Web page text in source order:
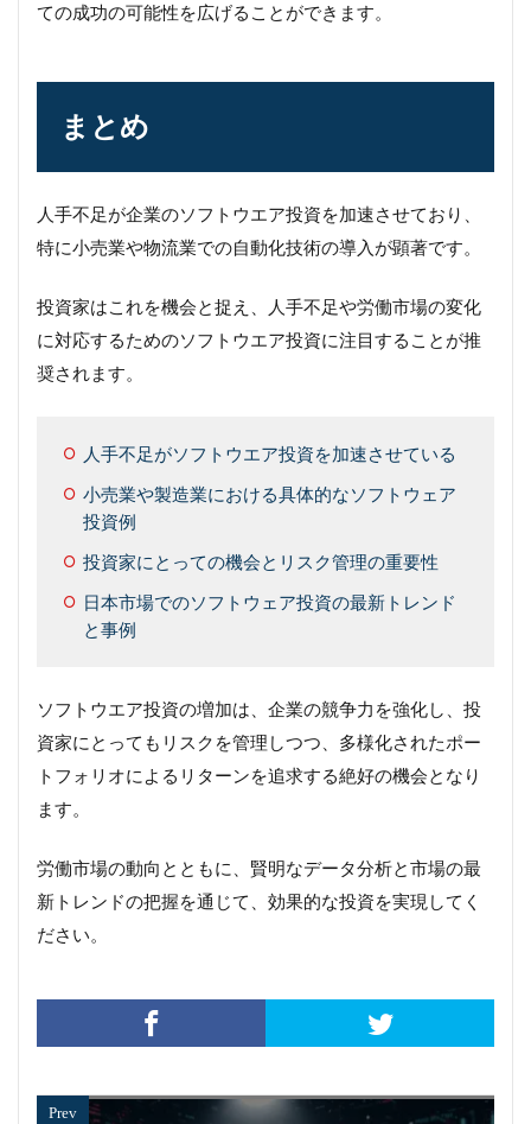
ての成功の可能性を広げることができます。
まとめ
人手不足が企業のソフトウエア投資を加速させており、
特に小売業や物流業での自動化技術の導入が顕著です。
投資家はこれを機会と捉え、人手不足や労働市場の変化
に対応するためのソフトウエア投資に注目することが推
奨されます。
人手不足がソフトウエア投資を加速させている
小売業や製造業における具体的なソフトウェア
投資例
投資家にとっての機会とリスク管理の重要性
日本市場でのソフトウェア投資の最新トレンド
と事例
ソフトウエア投資の増加は、企業の競争力を強化し、投
資家にとってもリスクを管理しつつ、多様化されたポー
トフォリオによるリターンを追求する絶好の機会となり
ます。
労働市場の動向とともに、賢明なデータ分析と市場の最
新トレンドの把握を通じて、効果的な投資を実現してく
ださい。
Prev